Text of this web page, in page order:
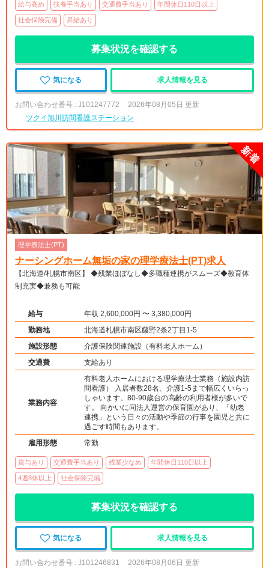
給与高め 扶養手当あり 交通費手当あり 年間休日110日以上
社会保険完備 昇給あり
募集状況を確認する
気になる 求人情報を見る
お問い合わせ番号 : J101247772
2026年08月05日 更新
ツクイ旭川訪問看護ステーション
理学療法士(PT)
ナーシングホーム無垢の家の理学療法士(PT)求人
【北海道/札幌市南区】 ◆残業ほぼなし◆多職種連携がスムーズ◆教育体
制充実◆兼務も可能
給与
年収 2,600,000円 〜 3,380,000円
勤務地
北海道札幌市南区藤野2条2丁目1-5
施設形態
介護保険関連施設（有料老人ホーム）
交通費
支給あり
業務内容
有料老人ホームにおける理学療法士業務（施設内訪
問看護） 入居者数28名、介護1-5まで幅広くいらっ
しゃいます。80-90歳台の高齢の利用者様が多いで
す。 向かいに同法人運営の保育園があり、「幼老
連携」という日々の活動や季節の行事を園児と共に
過ごす時間もあります。
雇用形態
常勤
賞与あり 交通費手当あり 残業少なめ 年間休日110日以上
4週8休以上 社会保険完備
募集状況を確認する
気になる 求人情報を見る
お問い合わせ番号 : J101246831
2026年08月06日 更新